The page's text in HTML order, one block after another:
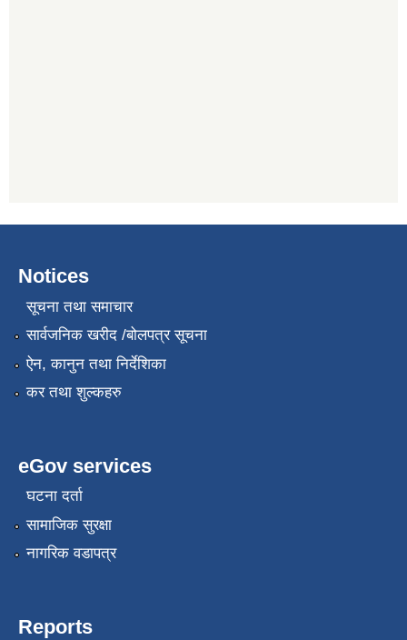
Notices
सूचना तथा समाचार
सार्वजनिक खरीद /बोलपत्र सूचना
ऐन, कानुन तथा निर्देशिका
कर तथा शुल्कहरु
eGov services
घटना दर्ता
सामाजिक सुरक्षा
नागरिक वडापत्र
Reports